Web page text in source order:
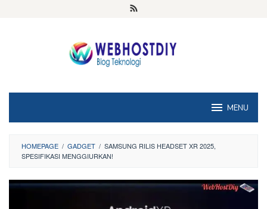
MENU
HOMEPAGE / GADGET / SAMSUNG RILIS HEADSET XR 2025,
SPESIFIKASI MENGGIURKAN!